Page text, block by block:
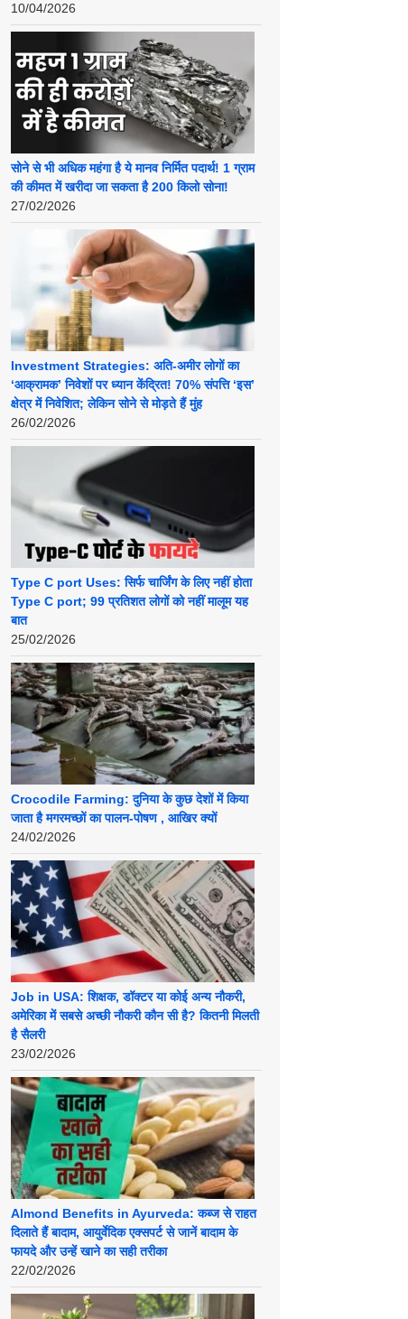
10/04/2026
सोने से भी अधिक महंगा है ये मानव निर्मित पदार्थ! 1 ग्राम
की कीमत में खरीदा जा सकता है 200 किलो सोना!
27/02/2026
Investment Strategies: अति-अमीर लोगों का
‘आक्रामक’ निवेशों पर ध्यान केंद्रित! 70% संपत्ति ‘इस’
क्षेत्र में निवेशित; लेकिन सोने से मोड़ते हैं मुंह
26/02/2026
Type C port Uses: सिर्फ चार्जिंग के लिए नहीं होता
Type C port; 99 प्रतिशत लोगों को नहीं मालूम यह
बात
25/02/2026
Crocodile Farming: दुनिया के कुछ देशों में किया
जाता है मगरमच्छों का पालन-पोषण , आखिर क्यों
24/02/2026
Job in USA: शिक्षक, डॉक्टर या कोई अन्य नौकरी,
अमेरिका में सबसे अच्छी नौकरी कौन सी है? कितनी मिलती
है सैलरी
23/02/2026
Almond Benefits in Ayurveda: कब्ज से राहत
दिलाते हैं बादाम, आयुर्वेदिक एक्सपर्ट से जानें बादाम के
फायदे और उन्हें खाने का सही तरीका
22/02/2026